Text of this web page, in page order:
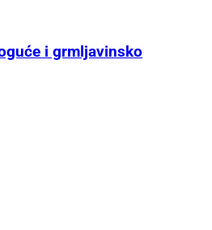
i grmljavinsko